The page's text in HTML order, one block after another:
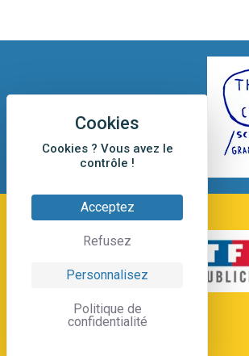
Cookies ? Vous avez le
contrôle !
Acceptez
Refusez
Personnalisez
Politique de
confidentialité